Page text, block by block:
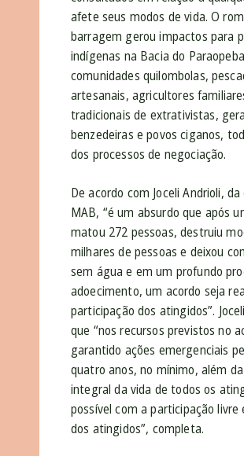
afete seus modos de vida. O
barragem gerou impactos para
indígenas na Bacia do
comunidades quilombolas,
artesanais, agricultores
tradicionais de extrativistas,
benzedeiras e povos ciganos,
dos processos de negociação.
De acordo com Joceli Andrioli,
MAB, “é um absurdo que após
matou 272 pessoas, destruiu
milhares de pessoas e deixou
sem água e em um profundo
adoecimento, um acordo seja
participação dos atingidos”.
que “nos recursos previstos no
garantido ações emergenciais
quatro anos, no mínimo, além
integral da vida de todos os
possível com a participação livre
dos atingidos”, completa.